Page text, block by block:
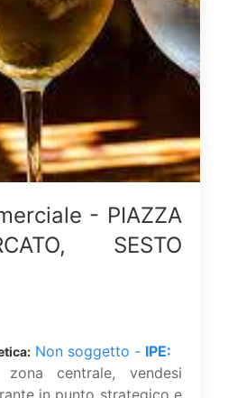
- PIAZZA
SESTO
Non soggetto - IPE:
zona centrale, vendesi
in punto strategico e